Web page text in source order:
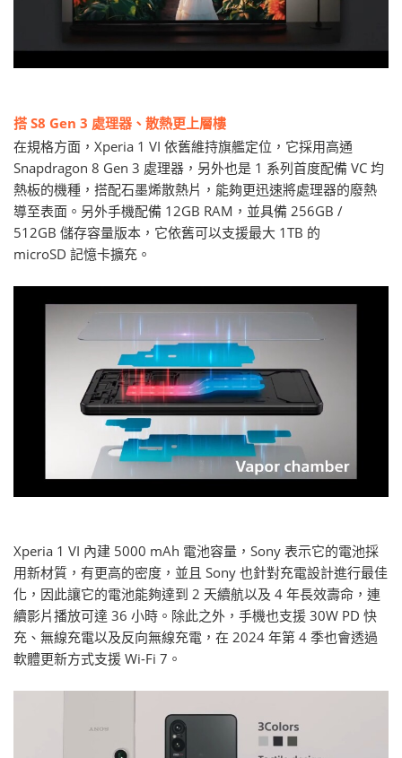
搭 S8 Gen 3 處理器、散熱更上層樓
在規格方面，Xperia 1 VI 依舊維持旗艦定位，它採用高通
Snapdragon 8 Gen 3 處理器，另外也是 1 系列首度配備 VC 均
熱板的機種，搭配石墨烯散熱片，能夠更迅速將處理器的廢熱
導至表面。另外手機配備 12GB RAM，並具備 256GB /
512GB 儲存容量版本，它依舊可以支援最大 1TB 的
microSD 記憶卡擴充。
Xperia 1 VI 內建 5000 mAh 電池容量，Sony 表示它的電池採
用新材質，有更高的密度，並且 Sony 也針對充電設計進行最佳
化，因此讓它的電池能夠達到 2 天續航以及 4 年長效壽命，連
續影片播放可達 36 小時。除此之外，手機也支援 30W PD 快
充、無線充電以及反向無線充電，在 2024 年第 4 季也會透過
軟體更新方式支援 Wi-Fi 7。